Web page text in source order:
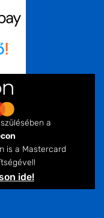
a
is a Mastercard
ide!